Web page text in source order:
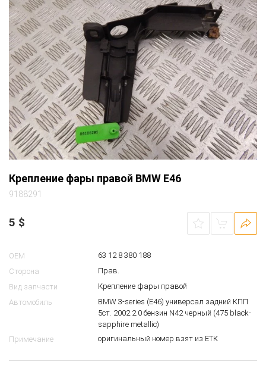
Крепление фары правой BMW E46
9188291
5 $
OEM
63 12 8 380 188
Сторона
Прав.
Вид запчасти
Крепление фары правой
Автомобиль
BMW 3-series (E46) универсал задний КПП
5ст. 2002 2.0 бензин N42 черный (475 black-
sapphire metallic)
Примечание
оригинальный номер взят из ЕТК